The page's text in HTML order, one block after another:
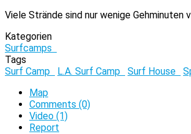
Viele Strände sind nur wenige Gehminuten
Kategorien
Surfcamps
Tags
Surf Camp
L.A. Surf Camp Surf House
Map
Comments (0)
Video (1)
Report